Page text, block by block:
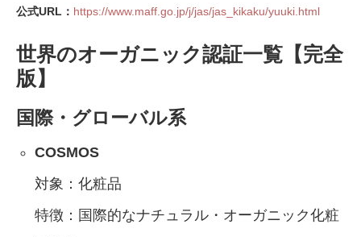
公式URL： https://www.maff.go.jp/j/jas/jas_kikaku/yuuki.html
世界のオーガニック認証一覧【完全
版】
国際・グローバル系
COSMOS
対象：化粧品
特徴：国際的なナチュラル・オーガニック化粧